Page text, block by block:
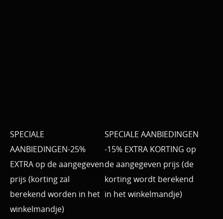
SPECIALE
AANBIEDINGEN-25%
EXTRA op de aangegeven
prijs (korting zal
berekend worden in het
winkelmandje)
SPECIALE AANBIEDINGEN
-15% EXTRA KORTING op
de aangegeven prijs (de
korting wordt berekend
in het winkelmandje)